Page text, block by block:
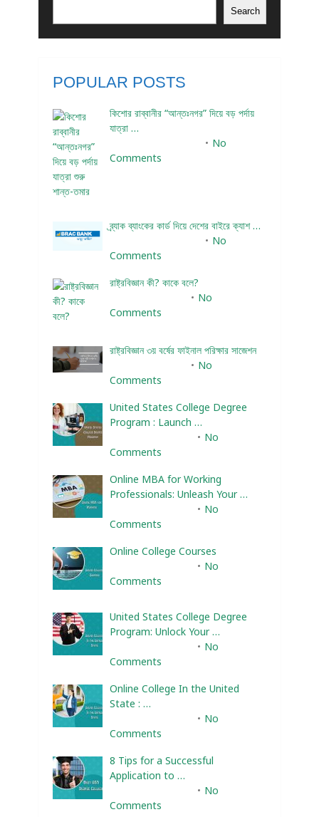
Search
POPULAR POSTS
কিশোর রাব্বানীর “আন্তঃনগর” দিয়ে বড় পর্দায়
যাত্রা …
No
Comments
ব্র্যাক ব্যাংকের কার্ড দিয়ে দেশের বাইরে ক্যাশ …
No
Comments
রাষ্ট্রবিজ্ঞান কী? কাকে বলে?
No
Comments
রাষ্ট্রবিজ্ঞান ৩য় বর্ষের ফাইনাল পরিক্ষার সাজেশন
No
Comments
United States College Degree
Program : Launch …
No
Comments
Online MBA for Working
Professionals: Unleash Your …
No
Comments
Online College Courses
No
Comments
United States College Degree
Program: Unlock Your …
No
Comments
Online College In the United
State : …
No
Comments
8 Tips for a Successful
Application to …
No
Comments